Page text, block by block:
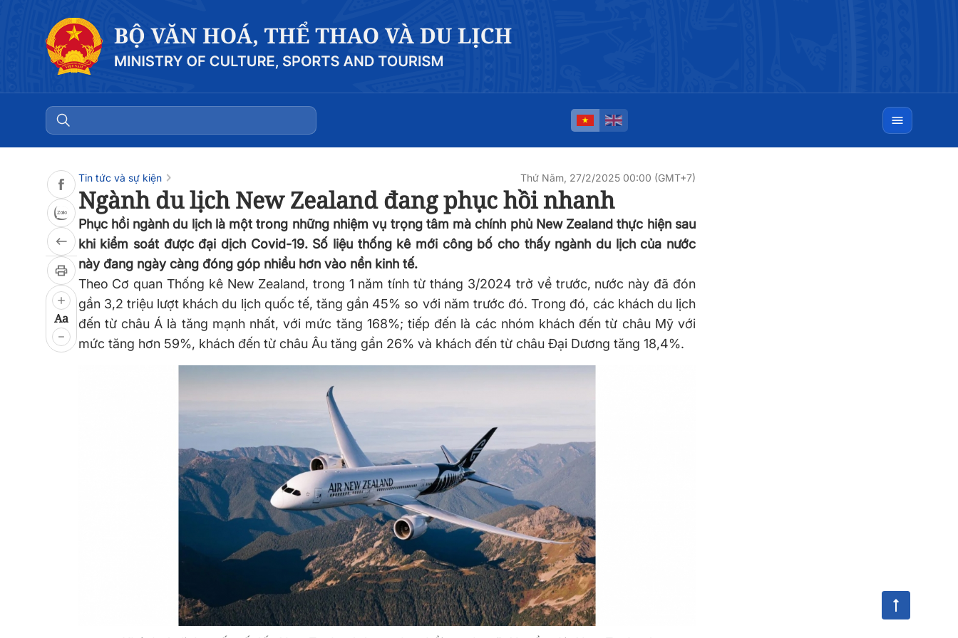
Aa
Tin tức và sự kiện Thứ Năm, 27/2/2025 00:00 (GMT+7)
Ngành du lịch New Zealand đang phục hồi nhanh
Phục hồi ngành du lịch là một trong những nhiệm vụ trọng tâm mà chính phủ New Zealand thực hiện sau
khi kiểm soát được đại dịch Covid-19. Số liệu thống kê mới công bố cho thấy ngành du lịch của nước
này đang ngày càng đóng góp nhiều hơn vào nền kinh tế.
Theo Cơ quan Thống kê New Zealand, trong 1 năm tính từ tháng 3/2024 trở về trước, nước này đã đón
gần 3,2 triệu lượt khách du lịch quốc tế, tăng gần 45% so với năm trước đó. Trong đó, các khách du lịch
đến từ châu Á là tăng mạnh nhất, với mức tăng 168%; tiếp đến là các nhóm khách đến từ châu Mỹ với
mức tăng hơn 59%, khách đến từ châu Âu tăng gần 26% và khách đến từ châu Đại Dương tăng 18,4%.
0:00 0:00